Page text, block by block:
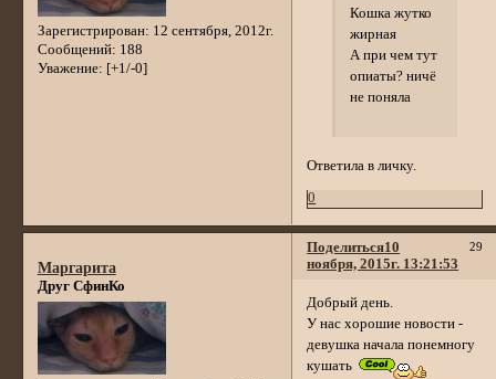
Зарегистрирован: 12 сентября, 2012г.
Сообщений: 188
Уважение: [+1/-0]
Кошка жутко
жирная
А при чем тут
опиаты? ничё
не поняла
Ответила в личку.
0
Поделиться 29
10
ноября, 2015г. 13:21:53
Маргарита
Друг СфинКо
Добрый день.
У нас хорошие новости -
девушка начала понемногу
кушать